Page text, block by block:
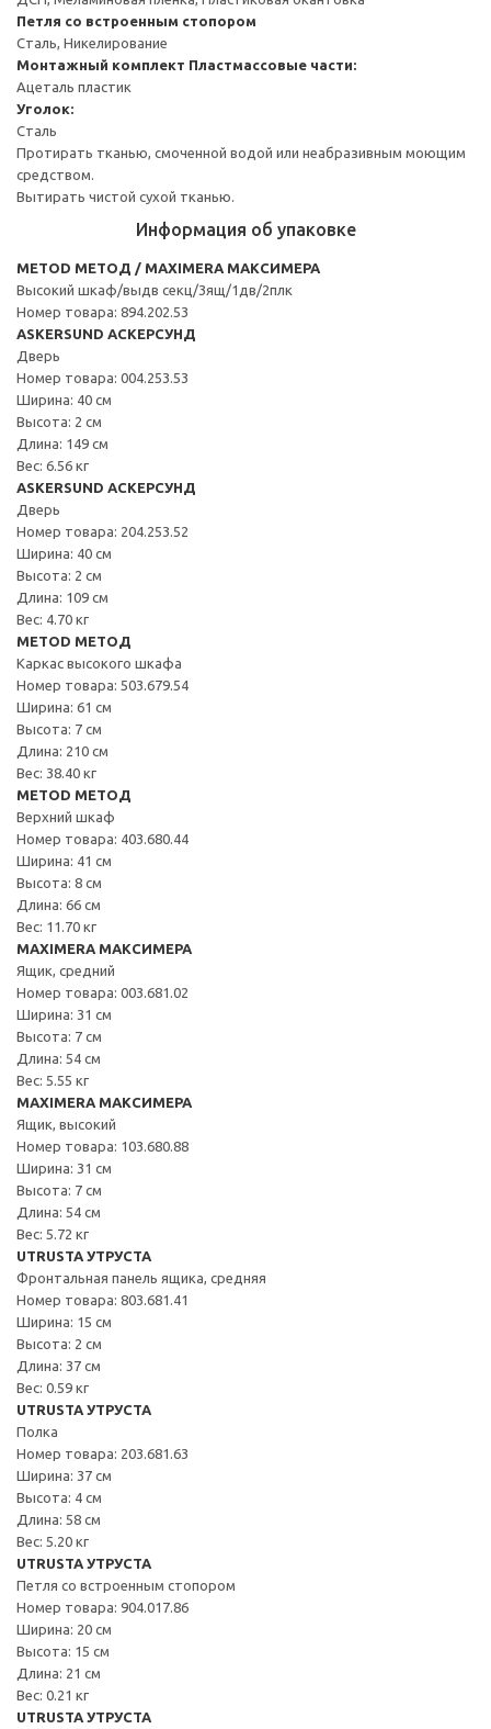
Петля со встроенным стопором
Сталь, Никелирование
Монтажный комплект Пластмассовые части:
Ацеталь пластик
Уголок:
Сталь
Протирать тканью, смоченной водой или неабразивным моющим
средством.
Вытирать чистой сухой тканью.
Информация об упаковке
METOD МЕТОД / MAXIMERA МАКСИМЕРА
Высокий шкаф/выдв секц/3ящ/1дв/2плк
Номер товара: 894.202.53
ASKERSUND АСКЕРСУНД
Дверь
Номер товара: 004.253.53
Ширина: 40 см
Высота: 2 см
Длина: 149 см
Вес: 6.56 кг
ASKERSUND АСКЕРСУНД
Дверь
Номер товара: 204.253.52
Ширина: 40 см
Высота: 2 см
Длина: 109 см
Вес: 4.70 кг
METOD МЕТОД
Каркас высокого шкафа
Номер товара: 503.679.54
Ширина: 61 см
Высота: 7 см
Длина: 210 см
Вес: 38.40 кг
METOD МЕТОД
Верхний шкаф
Номер товара: 403.680.44
Ширина: 41 см
Высота: 8 см
Длина: 66 см
Вес: 11.70 кг
MAXIMERA МАКСИМЕРА
Ящик, средний
Номер товара: 003.681.02
Ширина: 31 см
Высота: 7 см
Длина: 54 см
Вес: 5.55 кг
MAXIMERA МАКСИМЕРА
Ящик, высокий
Номер товара: 103.680.88
Ширина: 31 см
Высота: 7 см
Длина: 54 см
Вес: 5.72 кг
UTRUSTA УТРУСТА
Фронтальная панель ящика, средняя
Номер товара: 803.681.41
Ширина: 15 см
Высота: 2 см
Длина: 37 см
Вес: 0.59 кг
UTRUSTA УТРУСТА
Полка
Номер товара: 203.681.63
Ширина: 37 см
Высота: 4 см
Длина: 58 см
Вес: 5.20 кг
UTRUSTA УТРУСТА
Петля со встроенным стопором
Номер товара: 904.017.86
Ширина: 20 см
Высота: 15 см
Длина: 21 см
Вес: 0.21 кг
UTRUSTA УТРУСТА